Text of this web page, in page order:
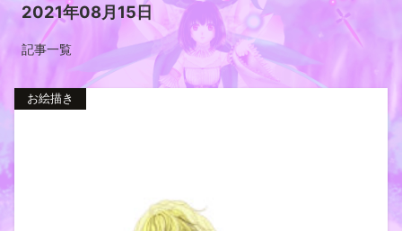
2021年08月15日
記事一覧
お絵描き